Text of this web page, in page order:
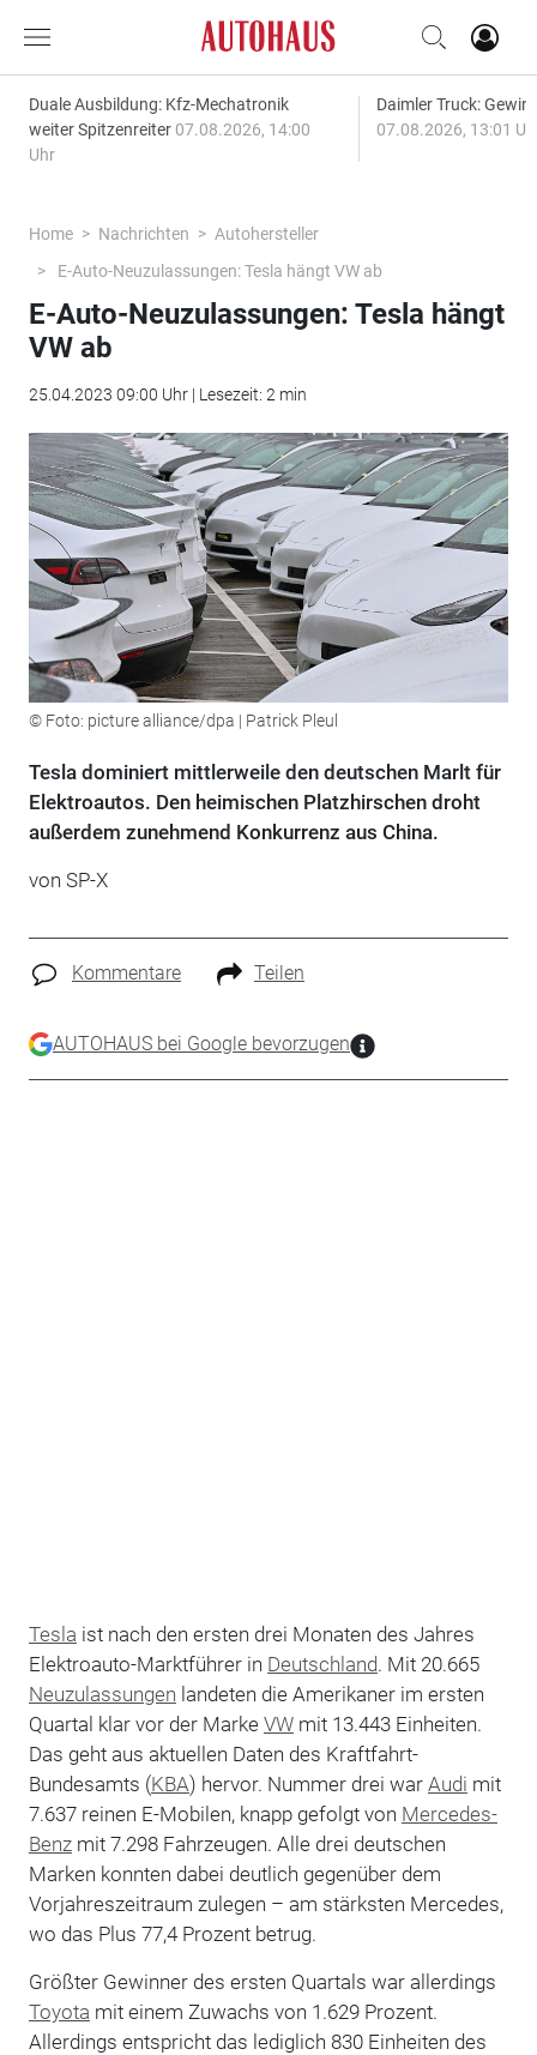
Duale Ausbildung: Kfz-Mechatronik
weiter Spitzenreiter 07.08.2026, 14:00
Uhr
Daimler Truck:
07.08.2026, 13:01
Home Nachrichten
Autohersteller
E-Auto-Neuzulassungen: Tesla hängt VW ab
E-Auto-Neuzulassungen: Tesla hängt
VW ab
25.04.2023 09:00 Uhr | Lesezeit: 2 min
© Foto: picture alliance/dpa | Patrick Pleul
Tesla dominiert mittlerweile den deutschen Marlt für
Elektroautos. Den heimischen Platzhirschen droht
außerdem zunehmend Konkurrenz aus China.
von SP-X
Kommentare Teilen
AUTOHAUS bei Google bevorzugen
Tesla ist nach den ersten drei Monaten des Jahres
Elektroauto-Marktführer in Deutschland. Mit 20.665
Neuzulassungen landeten die Amerikaner im ersten
Quartal klar vor der Marke VWmit 13.443 Einheiten.
Das geht aus aktuellen Daten des Kraftfahrt-
Bundesamts (KBA) hervor. Nummer drei war Audi mit
7.637 reinen E-Mobilen, knapp gefolgt von Mercedes-
Benzmit 7.298 Fahrzeugen. Alle drei deutschen
Marken konnten dabei deutlich gegenüber dem
Vorjahreszeitraum zulegen – am stärksten Mercedes,
wo das Plus 77,4 Prozent betrug.
Größter Gewinner des ersten Quartals war allerdings
Toyota mit einem Zuwachs von 1.629 Prozent.
Allerdings entspricht das lediglich 830 Einheiten des